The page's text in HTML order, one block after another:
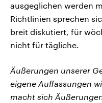
ausgeglichen werden
Richtlinien sprechen
breit diskutiert, für
nicht für tägliche.
Äußerungen unserer
eigene Auffassungen
macht sich